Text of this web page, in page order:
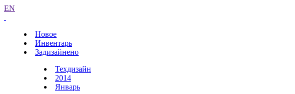
EN
Новое
Инвентарь
Задизайнено
Техдизайн
2014
Январь